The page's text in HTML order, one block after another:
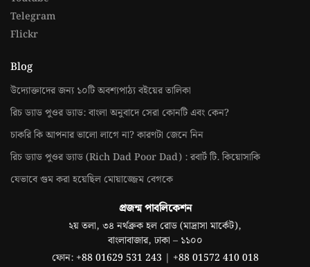
Telegram
Flickr
Blog
উদ্যোক্তাদের জন্য ১০টি অবশ্যপাঠ্য বইয়ের তালিকা
রিচ ড্যাড পুওর ড্যাড: বাংলা অনুবাদে সেরা কোনটি এবং কেন?
চাকরি কি আপনার ভালো লাগে না? কারণটা জেনে নিন
রিচ ড্যাড পুওর ড্যাড (Rich Dad Poor Dad) : রবার্ট টি. কিয়োসাকি
যেভাবে গুম করা হয়েছিল মোয়াজ্জেম বেগকে
প্রজন্ম পাবলিকেশন
২য় তলা, ৩৪ নর্থব্রুক হল রোড (মাদ্রাসা মার্কেট),
বাংলাবাজার, ঢাকা – ১১০০
ফোন: +88 01629 531 243 | +88 01572 410 018